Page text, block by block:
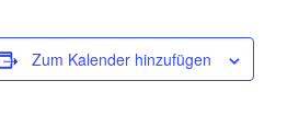
Zum Kalender hinzufügen